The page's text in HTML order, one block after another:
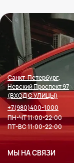
Санкт-Петербург,
Невский Проспект 97
(ВХОД С УЛИЦЫ)
+7(980)400-1000
ПН-ЧТ 11:00-22:00
ПТ-ВС 11:00-22:00
МЫ НА СВЯЗИ